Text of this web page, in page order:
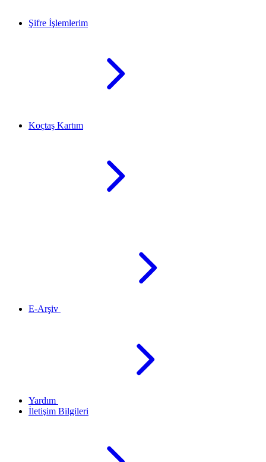
Şifre İşlemlerim
Koçtaş Kartım
E-Arşiv
Yardım
İletişim Bilgileri